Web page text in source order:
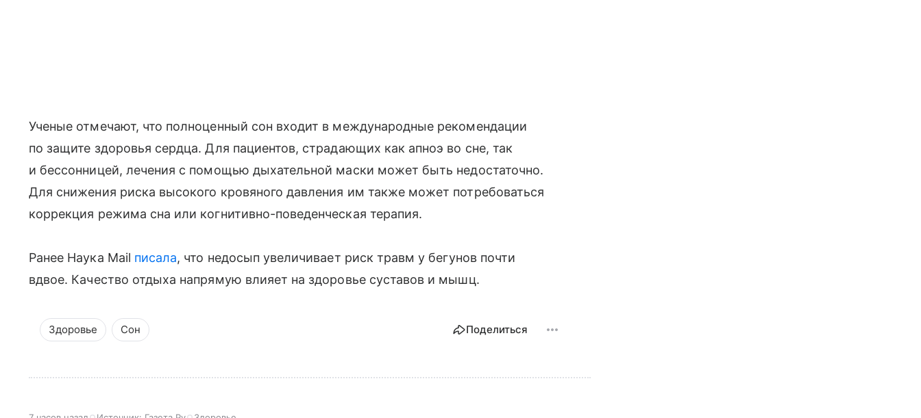
Ученые отмечают, что полноценный сон входит в международные рекомендации
по защите здоровья сердца. Для пациентов, страдающих как апноэ во сне, так
и бессонницей, лечения с помощью дыхательной маски может быть недостаточно.
Для снижения риска высокого кровяного давления им также может потребоваться
коррекция режима сна или когнитивно-поведенческая терапия.
Ранее Наука Mail писала, что недосып увеличивает риск травм у бегунов почти
вдвое. Качество отдыха напрямую влияет на здоровье суставов и мышц.
Здоровье Сон Поделиться